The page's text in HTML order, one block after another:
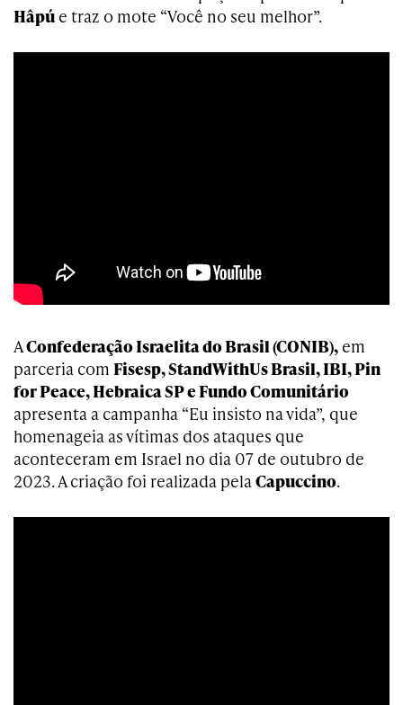
Hâpú e traz o mote “Você no seu melhor”.
AConfederação Israelita do Brasil (CONIB), em
parceria com Fisesp, StandWithUs Brasil, IBI, Pin
for Peace, Hebraica SP e Fundo Comunitário
apresenta a campanha “Eu insisto na vida”, que
homenageia as vítimas dos ataques que
aconteceram em Israel no dia 07 de outubro de
2023. A criação foi realizada pelaCapuccino.